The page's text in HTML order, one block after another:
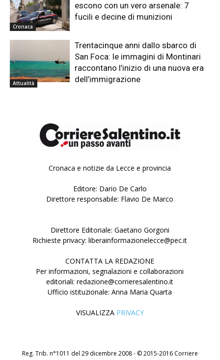
Cronaca
escono con un vero arsenale: 7
fucili e decine di munizioni
Attualità
Trentacinque anni dallo sbarco di
San Foca: le immagini di Montinari
raccontano l’inizio di una nuova era
dell’immigrazione
Cronaca e notizie da Lecce e provincia
Editore: Dario De Carlo
Direttore responsabile: Flavio De Marco
Direttore Editoriale: Gaetano Gorgoni
Richieste privacy: liberainformazionelecce@pec.it
CONTATTA LA REDAZIONE
Per informazioni, segnalazioni e collaborazioni
editoriali: redazione@corrieresalentino.it
Ufficio istituzionale: Anna Maria Quarta
VISUALIZZA PRIVACY
Reg. Trib. n°1011 del 29 dicembre 2008 - © 2015-2016 Corriere